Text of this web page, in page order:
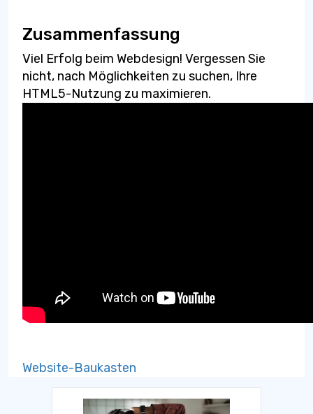
Zusammenfassung
Viel Erfolg beim Webdesign! Vergessen Sie
nicht, nach Möglichkeiten zu suchen, Ihre
HTML5-Nutzung zu maximieren.
Website-Baukasten